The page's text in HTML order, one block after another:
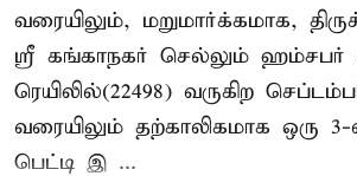
வரையிலும், மறுமார்க்கமாக,
ஸ்ரீ கங்காநகர் செல்லும் ஹம்சபர்
ரெயிலில்(22498) வருகிற
வரையிலும் தற்காலிகமாக ஒரு 3-
பெட்டி இ ...